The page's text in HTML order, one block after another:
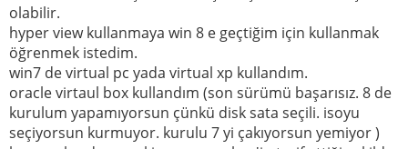
olabilir.
hyper view kullanmaya win 8 e geçtiğim için kullanmak
öğrenmek istedim.
win7 de virtual pc yada virtual xp kullandım.
oracle virtaul box kullandım (son sürümü başarısız. 8 de
kurulum yapamıyorsun çünkü disk sata seçili. isoyu
seçiyorsun kurmuyor. kurulu 7 yi çakıyorsun yemiyor )